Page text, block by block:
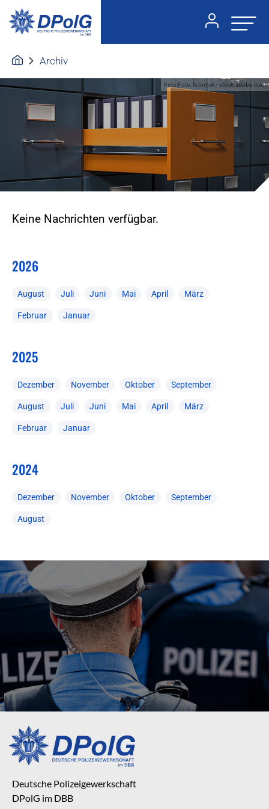
Archiv
Foto:Foto: fotomek - stock.adobe.com
Keine Nachrichten verfügbar.
2026
August Juli Juni Mai April März
Februar Januar
2025
Dezember November Oktober September
August Juli Juni Mai April März
Februar Januar
2024
Dezember November Oktober September
August
Deutsche Polizeigewerkschaft
DPolG im DBB